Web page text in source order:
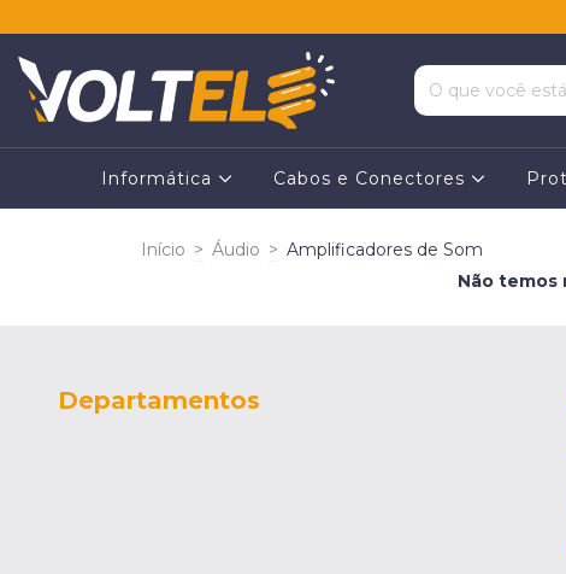
Informática Cabos e Conectores
Início > Áudio > Amplificadores de Som
Não temos
Departamentos